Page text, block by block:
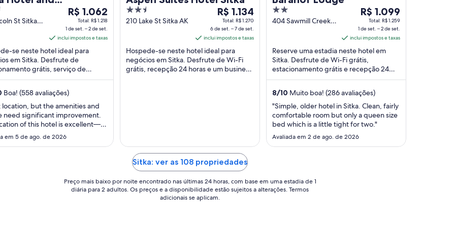
St Sitka
O
preço
é
de
R$ 1.062
por
diária
uma
estadia
de
1
set.
de
set..
R$ 1.062
Total: R$ 1.218
1 de set. – 2 de set.
inclui impostos e taxas
se neste hotel ideal para
em Sitka. Desfrute de
grátis, serviço de
de/para o aeroporto grátis e
Boa! (558 avaliações)
location, but the amenities and
need significant improvement.
of this hotel is excellent—it
situated near the airport
and within easy walking
em 5 de ago. de 2026
2.5
out
210 Lake St Sitka AK
O
preço
é
de
R$ 1.134
por
diária
set.
a
7
de
set..
R$ 1.134
Total: R$ 1.270
6 de set. – 7 de set.
inclui impostos e taxas
Hospede-se neste hotel ideal para
negócios em Sitka. Desfrute de Wi-Fi
grátis, recepção 24 horas e um business
2
out
404 Sawmill Creek
O
preço
é
de
R$ 1.099
por
diária
uma
estadia
de
1
set.
R$ 1.099
Total: R$ 1.259
1 de set. – 2 de set.
inclui impostos e taxas
Reserve uma estadia neste hotel em
Sitka. Desfrute de Wi-Fi grátis,
estacionamento grátis e recepção 24
horas. Em suas avaliações, nossos
8/10 Muito boa! (286 avaliações)
"Simple, older hotel in Sitka. Clean, fairly
comfortable room but only a queen size
bed which is a little tight for two."
Avaliada em 2 de ago. de 2026
Sitka: ver as 108 propriedades
Preço mais baixo por noite encontrado nas últimas 24 horas, com base em uma estadia de 1
diária para 2 adultos. Os preços e a disponibilidade estão sujeitos a alterações. Termos
adicionais se aplicam.